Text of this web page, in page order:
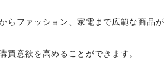
ファッション、家電まで広範な商品
意欲を高めることができます。